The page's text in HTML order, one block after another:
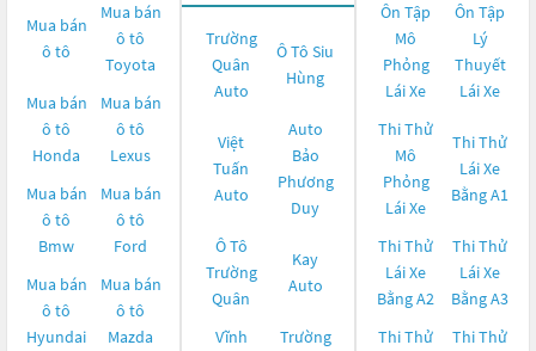
Mua bán
ô tô
Mua bán
ô tô
Toyota
Mua bán
ô tô
Honda
Mua bán
ô tô
Lexus
Mua bán
ô tô
Bmw
Mua bán
ô tô
Ford
Mua bán
ô tô
Hyundai
Mua bán
ô tô
Mazda
Trường
Quân
Auto
Ô Tô Siu
Hùng
Việt
Tuấn
Auto
Auto
Bảo
Phương
Duy
Ô Tô
Trường
Quân
Kay
Auto
Vĩnh
Trường
Ôn Tập
Mô
Phỏng
Lái Xe
Ôn Tập
Lý
Thuyết
Lái Xe
Thi Thử
Mô
Phỏng
Lái Xe
Thi Thử
Lái Xe
Bằng A1
Thi Thử
Lái Xe
Bằng A2
Thi Thử
Lái Xe
Bằng A3
Thi Thử
Thi Thử